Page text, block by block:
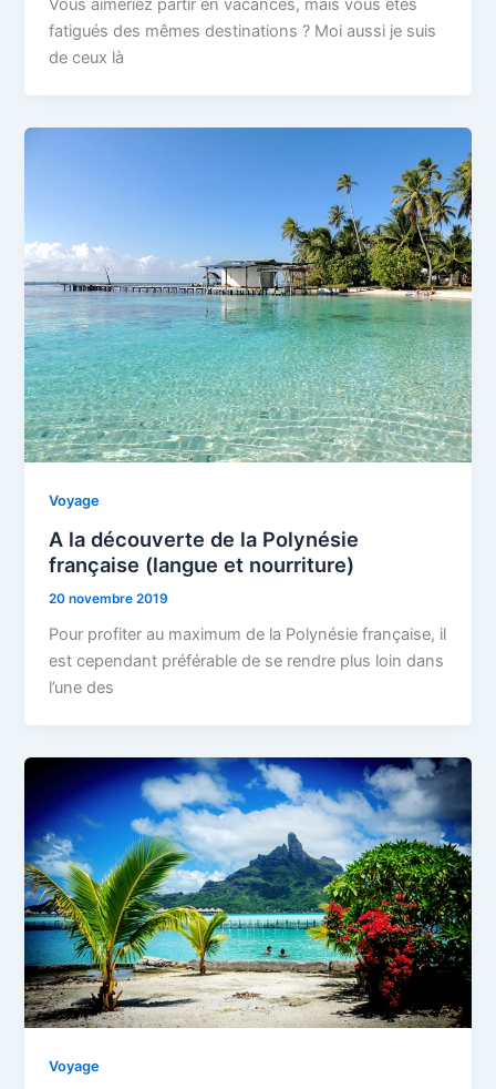
Vous aimeriez partir en vacances, mais vous êtes
fatigués des mêmes destinations ? Moi aussi je suis
de ceux là
Voyage
A la découverte de la Polynésie
française (langue et nourriture)
20 novembre 2019
Pour profiter au maximum de la Polynésie française, il
est cependant préférable de se rendre plus loin dans
l’une des
Voyage